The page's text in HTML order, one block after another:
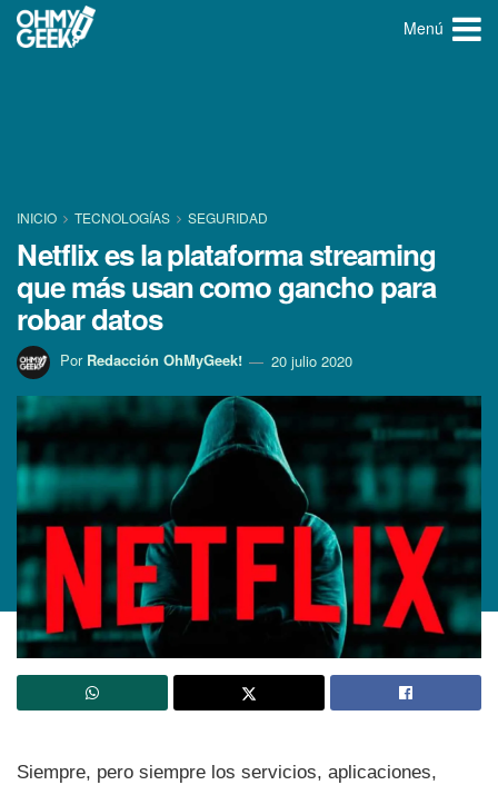
Menú
INICIO TECNOLOGÍ­AS SEGURIDAD
Netflix es la plataforma streaming
que más usan como gancho para
robar datos
Por Redacción OhMyGeek! 20 julio 2020
Siempre, pero siempre los servicios, aplicaciones,